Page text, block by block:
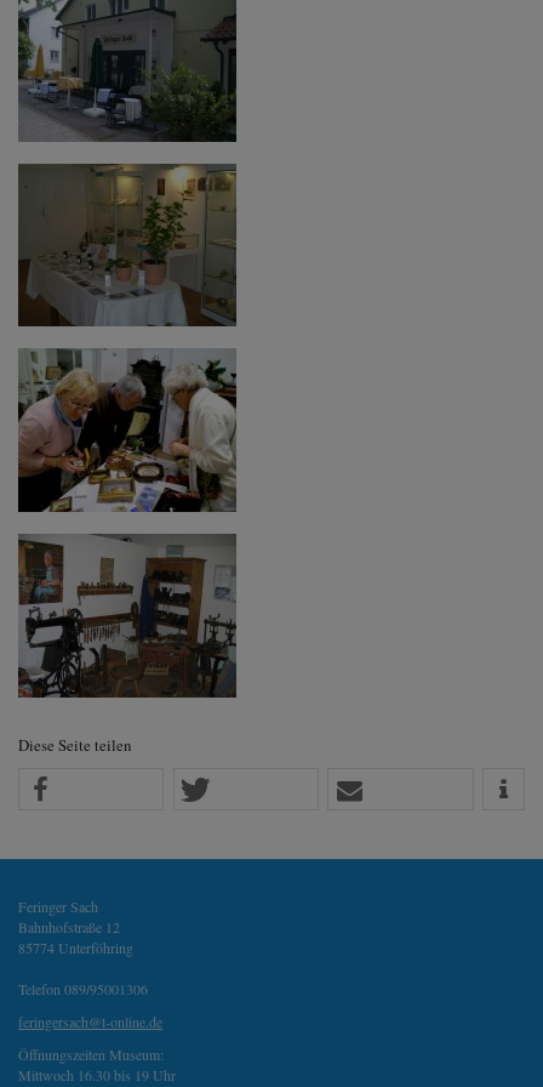
Diese Website nutzt Matomo Analytics für die Auswertung der
Seitenaufrufe als Statistik. Die hierdurch gespeicherten Daten werden
ausschließlich auf unseren eigenen Servern gespeichert. Eine
Übertragung an Dritte erfolgt nicht. Wir verwenden die Funktion
AnonymizeIP zur Anonymisierung Ihrer IP-Adresse, so dass diese gekürzt
wird und nicht mehr Ihrem Besuch auf unserer Internetseite zugeordnet
werden kann.
YouTube / Vimeo
Videos werden über die Plattformen YouTube oder Vimeo eingebunden.
Wir nutzen YouTube im erweiterten Datenschutzmodus. Dieser Modus
bewirkt laut YouTube, dass YouTube keine Informationen über die
Besucher auf dieser Website speichert, bevor diese sich das Video
ansehen.
Eingebundene Inhalte
Optional sind externe Inhalte auf den Seiten dieser Website
eingebunden. Das können Kartendienste wie z.B. Google Maps sein
oder auch Anwendungen einer externen Website.
Diese Seite teilen
Feringer Sach
Bahnhofstraße 12
85774 Unterföhring
Telefon 089/95001306
feringersach@t-online.de
Öffnungszeiten Museum:
Mittwoch 16.30 bis 19 Uhr